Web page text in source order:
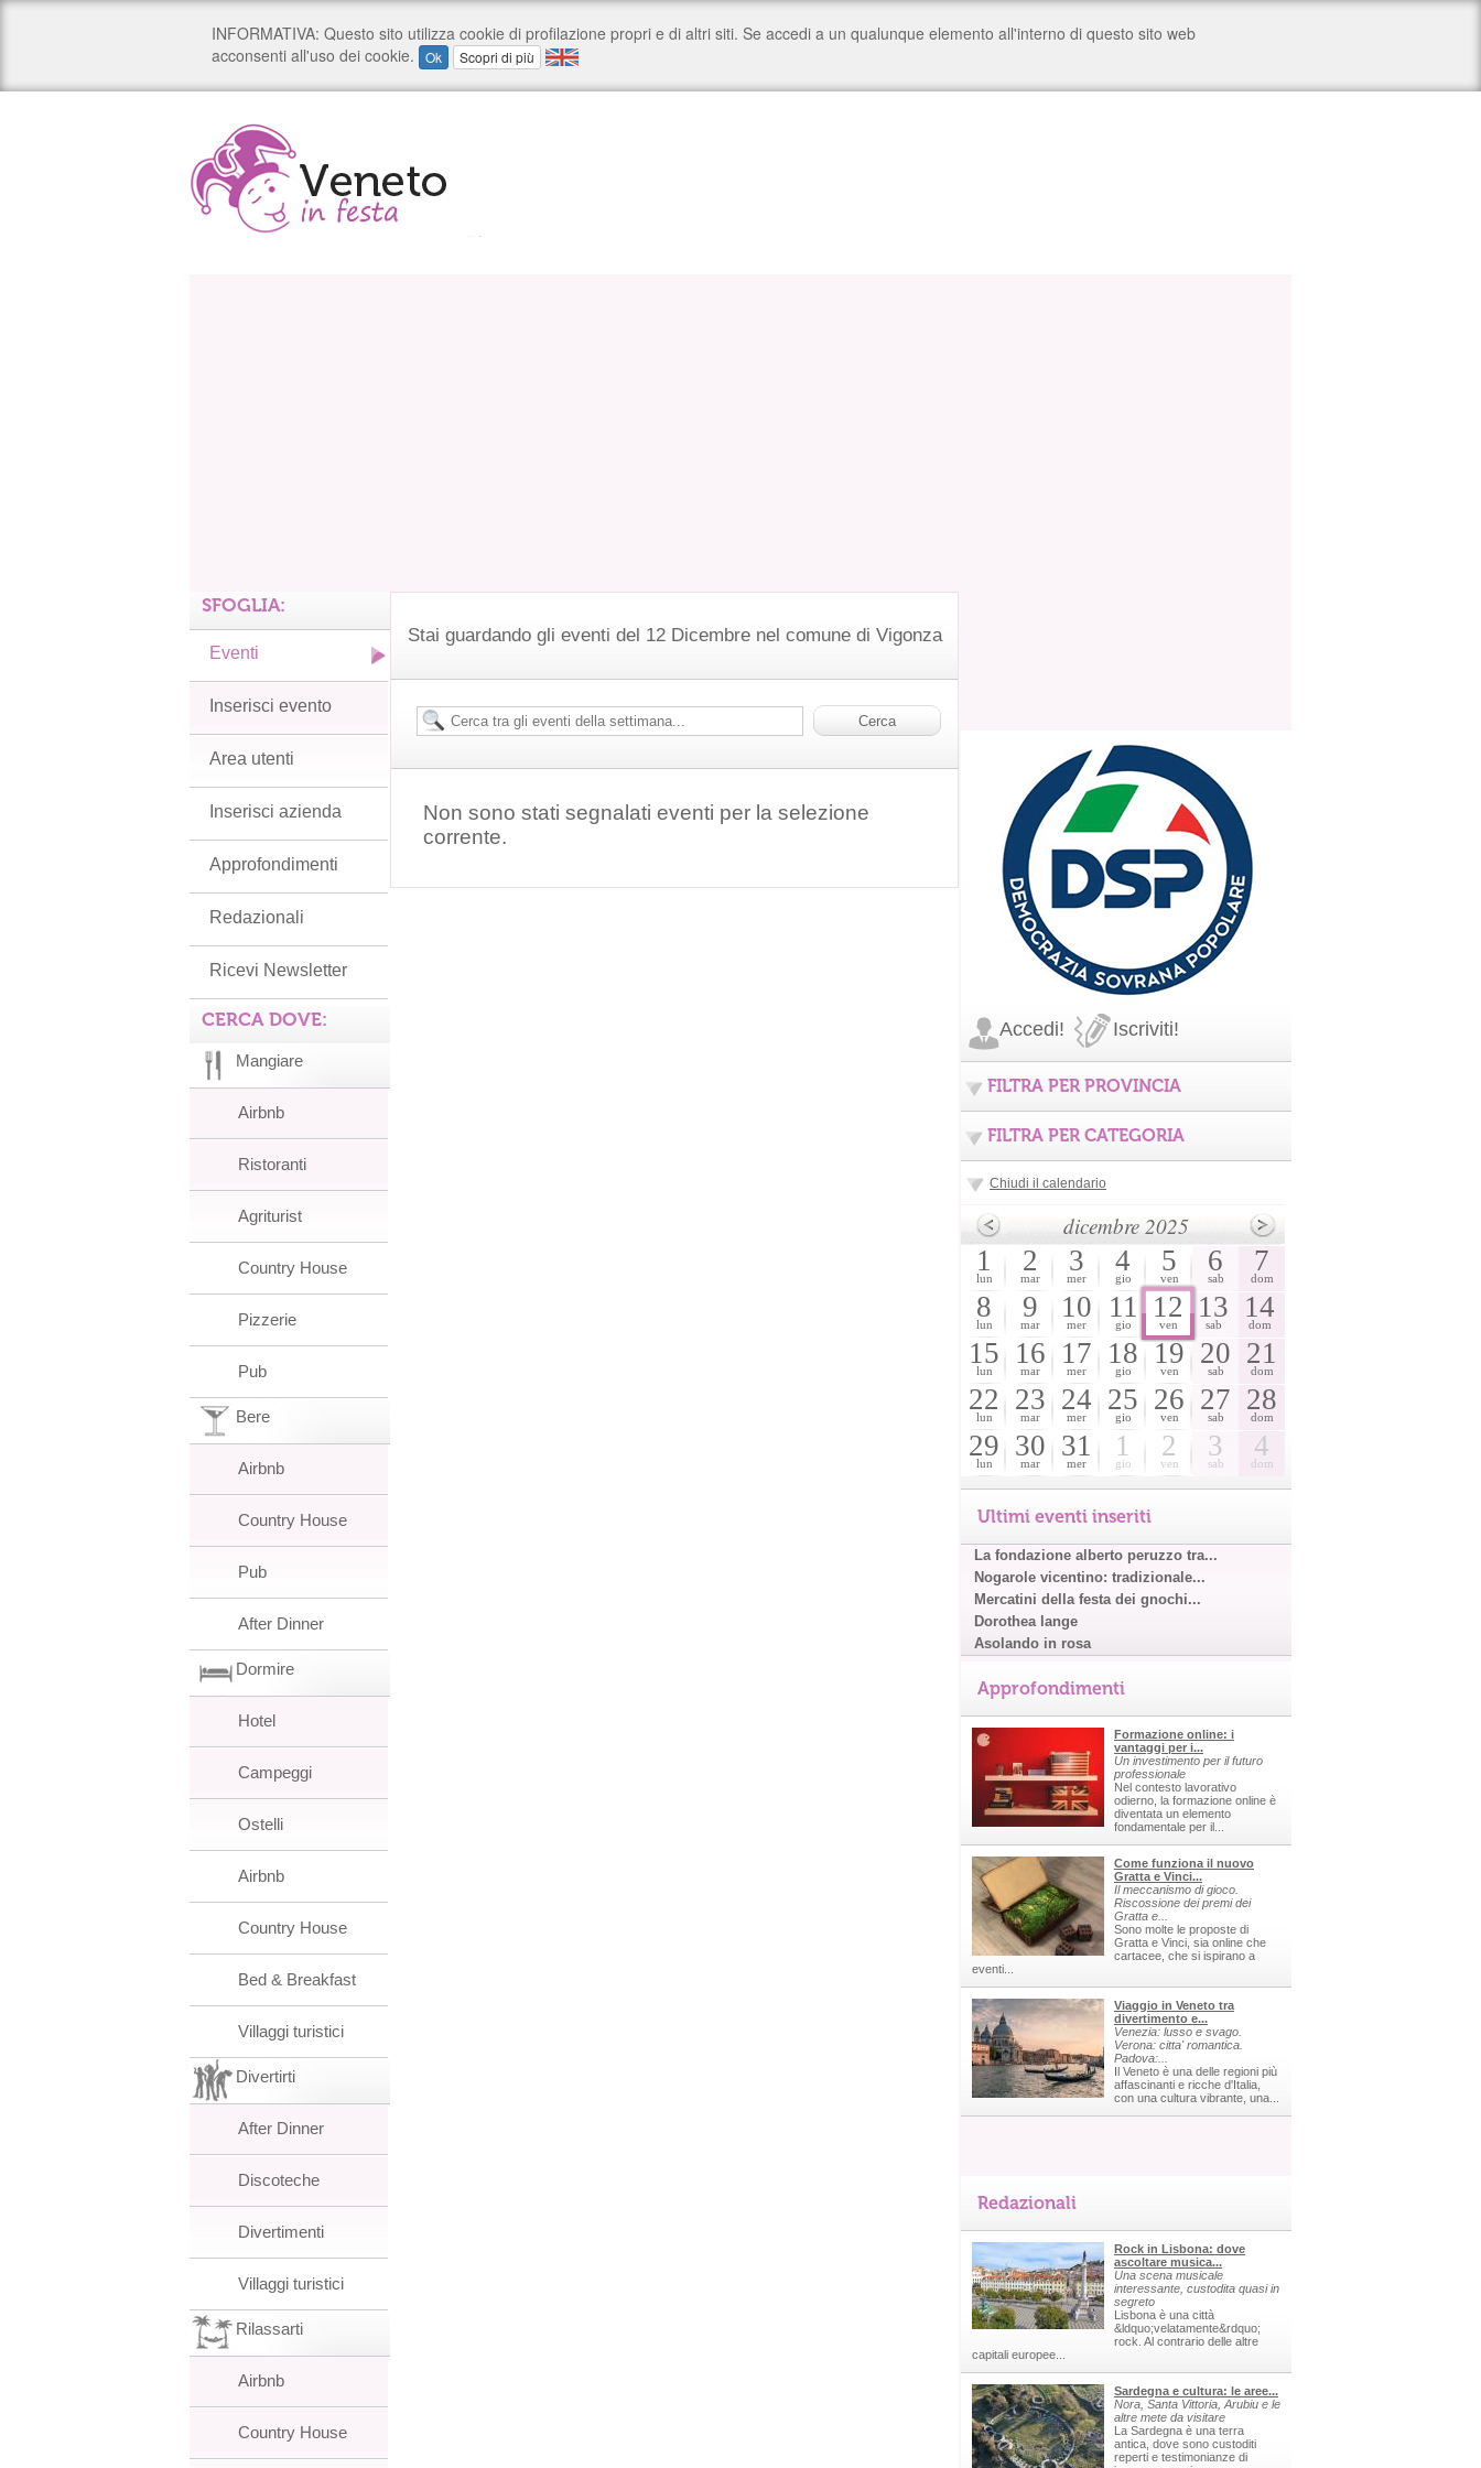
Stai guardando gli eventi del 12 Dicembre nel comune di Vigonza
Non sono stati segnalati eventi per la selezione
corrente.
SFOGLIA:
Eventi
Inserisci evento
Area utenti
Inserisci azienda
Approfondimenti
Redazionali
Ricevi Newsletter
CERCA DOVE:
Mangiare
Airbnb
Ristoranti
Agriturist
Country House
Pizzerie
Pub
Bere
Airbnb
Country House
Pub
After Dinner
Dormire
Hotel
Campeggi
Ostelli
Airbnb
Country House
Bed & Breakfast
Villaggi turistici
Divertirti
After Dinner
Discoteche
Divertimenti
Villaggi turistici
Rilassarti
Airbnb
Country House
Accedi! Iscriviti!
FILTRA PER PROVINCIA
FILTRA PER CATEGORIA
Chiudi il calendario
dicembre 2025
1
lun
2
mar
3
mer
4
gio
5
ven
6
sab
7
dom
8
lun
9
mar
10
mer
11
gio
12
ven
13
sab
14
dom
15
lun
16
mar
17
mer
18
gio
19
ven
20
sab
21
dom
22
lun
23
mar
24
mer
25
gio
26
ven
27
sab
28
dom
29
lun
30
mar
31
mer
1
gio
2
ven
3
sab
4
dom
Ultimi eventi inseriti
La fondazione alberto peruzzo tra...
Nogarole vicentino: tradizionale...
Mercatini della festa dei gnochi...
Dorothea lange
Asolando in rosa
Approfondimenti
Formazione online: i
vantaggi per i...
Un investimento per il futuro
professionale
Nel contesto lavorativo
odierno, la formazione online è
diventata un elemento
fondamentale per il...
Come funziona il nuovo
Gratta e Vinci...
Il meccanismo di gioco.
Riscossione dei premi dei
Gratta e...
Sono molte le proposte di
Gratta e Vinci, sia online che
cartacee, che si ispirano a
eventi...
Viaggio in Veneto tra
divertimento e...
Venezia: lusso e svago.
Verona: citta' romantica.
Padova:...
Il Veneto è una delle regioni più
affascinanti e ricche d'Italia,
con una cultura vibrante, una...
Redazionali
Rock in Lisbona: dove
ascoltare musica...
Una scena musicale
interessante, custodita quasi in
segreto
Lisbona è una città
&ldquo;velatamente&rdquo;
rock. Al contrario delle altre
capitali europee...
Sardegna e cultura: le aree...
Nora, Santa Vittoria, Arubiu e le
altre mete da visitare
La Sardegna è una terra
antica, dove sono custoditi
reperti e testimonianze di